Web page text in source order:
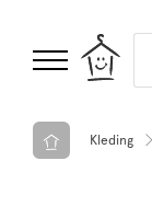
Kleding